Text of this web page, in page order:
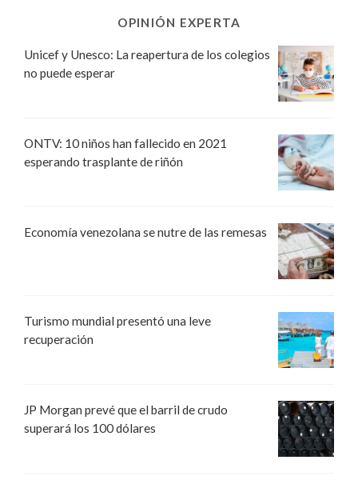
OPINIÓN EXPERTA
Unicef y Unesco: La reapertura de los colegios
no puede esperar
ONTV: 10 niños han fallecido en 2021
esperando trasplante de riñón
Economía venezolana se nutre de las remesas
Turismo mundial presentó una leve
recuperación
JP Morgan prevé que el barril de crudo
superará los 100 dólares